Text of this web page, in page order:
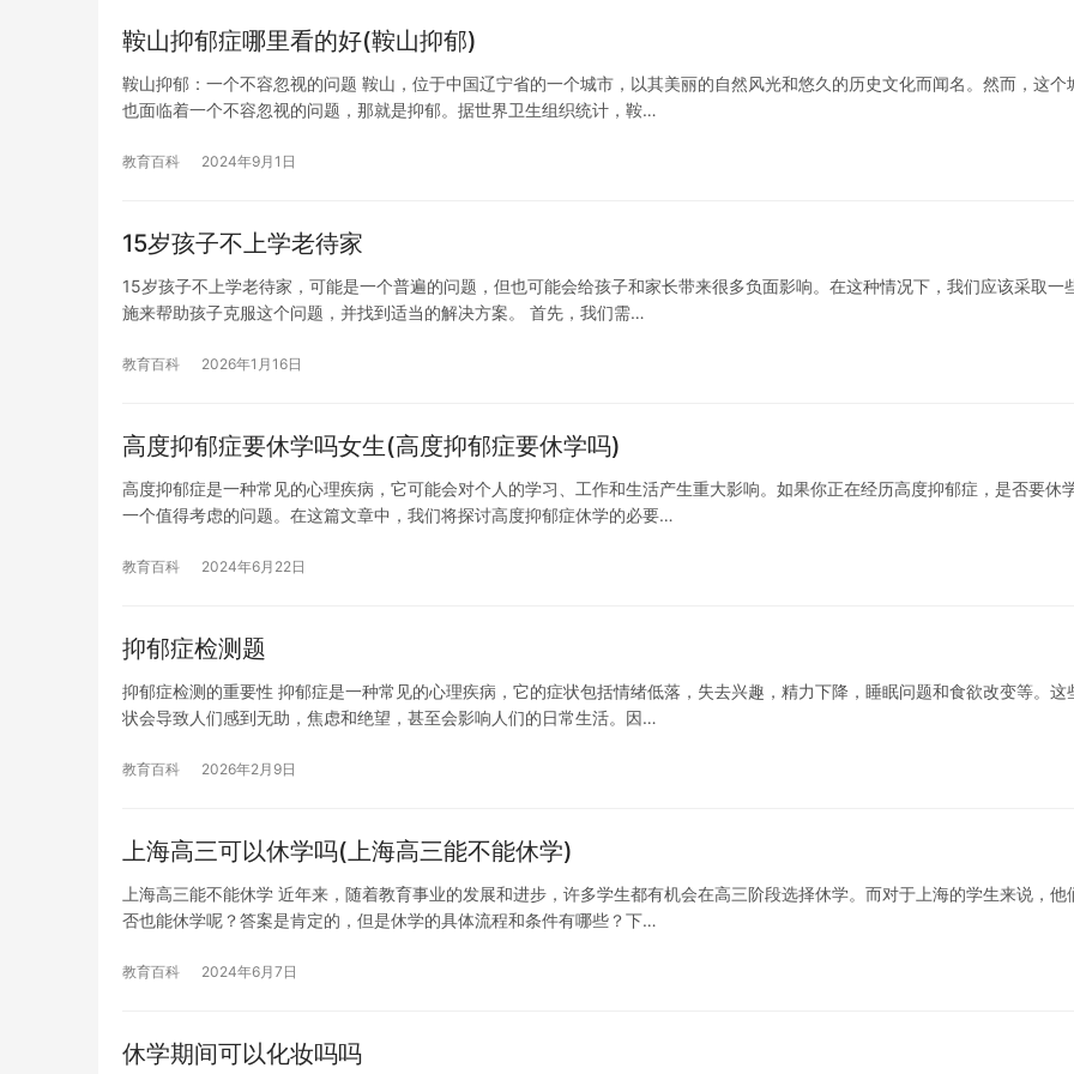
鞍山抑郁症哪里看的好(鞍山抑郁)
鞍山抑郁：一个不容忽视的问题 鞍山，位于中国辽宁省的一个城市，以其美丽的自然风光和悠久的历史文化而闻名。然而，这个
也面临着一个不容忽视的问题，那就是抑郁。据世界卫生组织统计，鞍…
教育百科 2024年9月1日
15岁孩子不上学老待家
15岁孩子不上学老待家，可能是一个普遍的问题，但也可能会给孩子和家长带来很多负面影响。在这种情况下，我们应该采取一
施来帮助孩子克服这个问题，并找到适当的解决方案。 首先，我们需…
教育百科 2026年1月16日
高度抑郁症要休学吗女生(高度抑郁症要休学吗)
高度抑郁症是一种常见的心理疾病，它可能会对个人的学习、工作和生活产生重大影响。如果你正在经历高度抑郁症，是否要休
一个值得考虑的问题。在这篇文章中，我们将探讨高度抑郁症休学的必要…
教育百科 2024年6月22日
抑郁症检测题
抑郁症检测的重要性 抑郁症是一种常见的心理疾病，它的症状包括情绪低落，失去兴趣，精力下降，睡眠问题和食欲改变等。这
状会导致人们感到无助，焦虑和绝望，甚至会影响人们的日常生活。因…
教育百科 2026年2月9日
上海高三可以休学吗(上海高三能不能休学)
上海高三能不能休学 近年来，随着教育事业的发展和进步，许多学生都有机会在高三阶段选择休学。而对于上海的学生来说，他
否也能休学呢？答案是肯定的，但是休学的具体流程和条件有哪些？下…
教育百科 2024年6月7日
休学期间可以化妆吗吗